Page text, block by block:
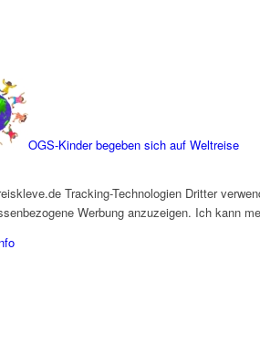
OGS-Kinder begeben sich auf Weltreise
Tracking-Technologien Dritter
Werbung anzuzeigen. Ich kann